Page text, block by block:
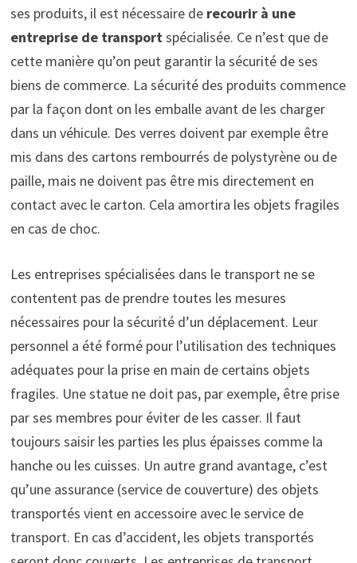
ses produits, il est nécessaire de recourir à une
entreprise de transport spécialisée. Ce n’est que de
cette manière qu’on peut garantir la sécurité de ses
biens de commerce. La sécurité des produits commence
par la façon dont on les emballe avant de les charger
dans un véhicule. Des verres doivent par exemple être
mis dans des cartons rembourrés de polystyrène ou de
paille, mais ne doivent pas être mis directement en
contact avec le carton. Cela amortira les objets fragiles
en cas de choc.
Les entreprises spécialisées dans le transport ne se
contentent pas de prendre toutes les mesures
nécessaires pour la sécurité d’un déplacement. Leur
personnel a été formé pour l’utilisation des techniques
adéquates pour la prise en main de certains objets
fragiles. Une statue ne doit pas, par exemple, être prise
par ses membres pour éviter de les casser. Il faut
toujours saisir les parties les plus épaisses comme la
hanche ou les cuisses. Un autre grand avantage, c’est
qu’une assurance (service de couverture) des objets
transportés vient en accessoire avec le service de
transport. En cas d’accident, les objets transportés